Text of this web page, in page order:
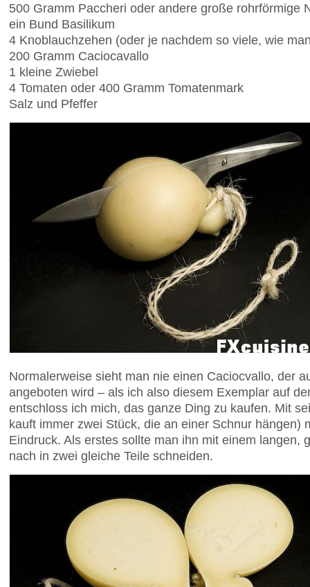
500 Gramm Paccheri oder andere große rohrförmige
ein Bund Basilikum
4 Knoblauchzehen (oder je nachdem so viele, wie
200 Gramm Caciocavallo
1 kleine Zwiebel
4 Tomaten oder 400 Gramm Tomatenmark
Salz und Pfeffer
Normalerweise sieht man nie einen Caciocvallo, der
angeboten wird – als ich also diesem Exemplar auf
entschloss ich mich, das ganze Ding zu kaufen. Mit
kauft immer zwei Stück, die an einer Schnur hängen)
Eindruck. Als erstes sollte man ihn mit einem langen,
nach in zwei gleiche Teile schneiden.